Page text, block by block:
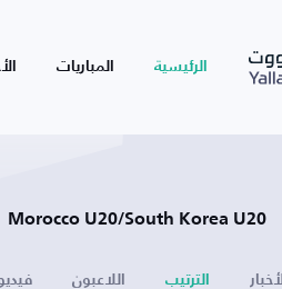
الرئيسية المباريات
Morocco U20/South Korea U20
الأخبار الترتيب اللاعبون